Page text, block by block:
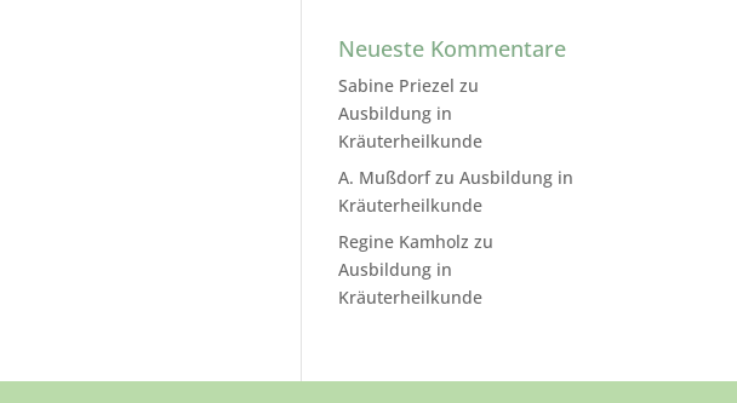
Neueste Kommentare
Sabine Priezel zu
Ausbildung in
Kräuterheilkunde
A. MußdorfzuAusbildung in
Kräuterheilkunde
Regine Kamholz zu
Ausbildung in
Kräuterheilkunde